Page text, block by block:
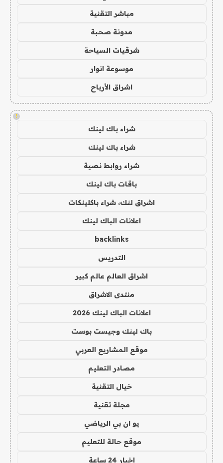
مباشر التقنية
مدونة صحبة
شرقيات السياحة
موسوعة انوار
اشراق الأرباح
!
شراء باك لينك
شراء باك لينك
شراء روابط نصية
باقات باك لينك
اشراق لنك، شراء باكلينكات
اعلانات الباك لينك
backlinks
التدريس
اشراق العالم عالم كبير
منتدى الاشراق
اعلانات الباك لينك 2026
باك لينك وجيست بوست
موقع المشاريع العربي
مصادر التعليم
خيال التقنية
مجلة تقنية
يو ان بي الرياضي
موقع حالة للتعليم
اخبار 24 ساعة